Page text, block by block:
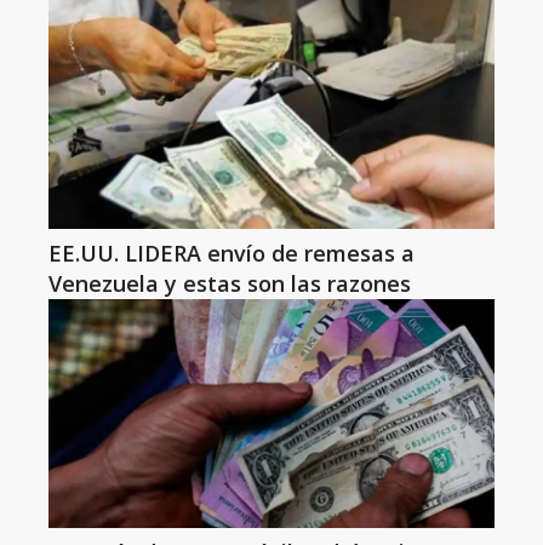
EE.UU. LIDERA envío de remesas a
Venezuela y estas son las razones